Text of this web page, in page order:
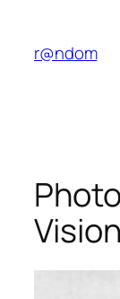
contenido
r@ndom
Vision